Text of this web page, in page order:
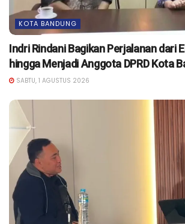
KOTA BANDUNG
Indri Rindani Bagikan Perjalanan dari
hingga Menjadi Anggota DPRD Kota
SABTU, 1 AGUSTUS 2026